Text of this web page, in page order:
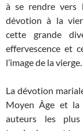
à se rendre vers
dévotion à la
cette grande
effervescence et
l’image de la vierge.
La dévotion
Moyen Âge et la
auteurs les plus